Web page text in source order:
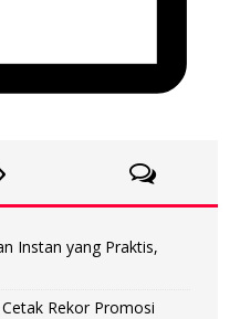
Instan yang Praktis,
Rekor Promosi